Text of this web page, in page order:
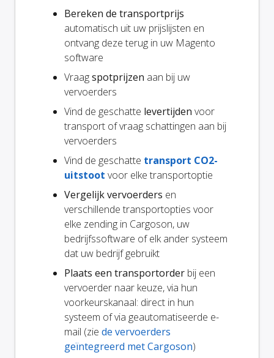
Bereken de transportprijs
automatisch uit uw prijslijsten en
ontvang deze terug in uw Magento
software
Vraagspotprijzen aan bij uw
vervoerders
Vind de geschatte levertijden voor
transport of vraag schattingen aan bij
vervoerders
Vind de geschatte transport CO2-
uitstoot voor elke transportoptie
Vergelijk vervoerders en
verschillende transportopties voor
elke zending in Cargoson, uw
bedrijfssoftware of elk ander systeem
dat uw bedrijf gebruikt
Plaats een transportorder bij een
vervoerder naar keuze, via hun
voorkeurskanaal: direct in hun
systeem of via geautomatiseerde e-
mail (zie de vervoerders
geïntegreerd met Cargoson)